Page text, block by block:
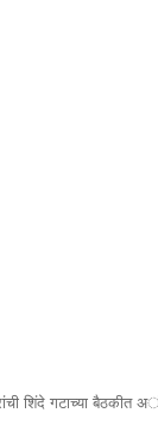
शिंदे गटाच्या बैठकीत